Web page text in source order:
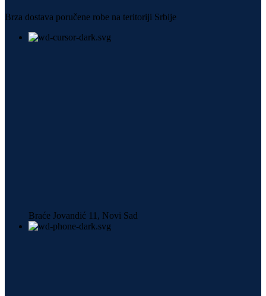
Brza dostava poručene robe na teritoriji Srbije
Braće Jovandić 11, Novi Sad